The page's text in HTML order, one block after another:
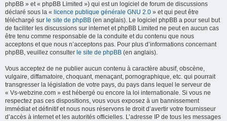
phpBB » et « phpBB Limited ») qui est un logiciel de forum de discussions
déclaré sous la « licence publique générale GNU 2.0 » et qui peut être
téléchargé sur le site de phpBB (en anglais). Le logiciel phpBB a pour seul but
de faciliter les discussions sur internet et phpBB Limited ne peut en aucun cas
être tenu comme responsable de la conduite et du contenu que nous
acceptons et que nous n’acceptons pas. Pour plus d’informations concernant
phpBB, veuillez consulter le site de phpBB (en anglais).
Vous acceptez de ne publier aucun contenu à caractère abusif, obscène,
vulgaire, diffamatoire, choquant, menaçant, pornographique, etc. qui pourrait
transgresser la législation de votre pays, du pays dans lequel le serveur de
« Vs-webzine.com » est hébergé ou encore la loi internationale. Si vous ne
respectez pas ces dispositions, vous vous exposez à un bannissement
immédiat et définitif et nous nous réservons le droit d’avertir votre fournisseur
d’accès à internet et les autorités officielles. L’adresse IP de tous les messages